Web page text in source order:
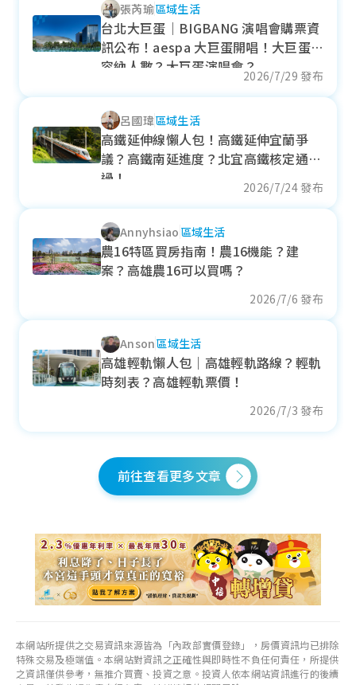
各季房價趨勢
近一年成交單價
--萬元/坪
--萬元/坪
--
高雄大學特區
35.25萬元/坪
+ 4.68%
各季房價趨勢
左營高鐵特區
張芮瑜區域生活
台北大巨蛋｜BIGBANG 演唱會購票資
訊公布！aespa 大巨蛋開唱！大巨蛋
容納人數？大巨蛋演唱會？2026/7/29 發布
呂國瑋區域生活
高鐵延伸線懶人包！高鐵延伸宜蘭爭
議？高鐵南延進度？北宜高鐵核定通
過！
2026/7/24 發布
Annyhsiao 區域生活
農16特區買房指南！農16機能？建
案？高雄農16可以買嗎？
2026/7/6 發布
Anson區域生活
高雄輕軌懶人包｜高雄輕軌路線？輕軌
時刻表？高雄輕軌票價！
2026/7/3 發布
前往查看更多文章
本網站所提供之交易資訊來源皆為「內政部實價登錄」，房價資訊均已排除
特殊交易及極端值。本網站對資訊之正確性與即時性不負任何責任，所提供
之資訊僅供參考，無推介買賣、投資之意。投資人依本網站資訊進行的後續